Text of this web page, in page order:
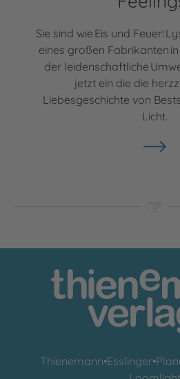
Sie sind wie Eis und Feuer!
eines großen Fabrikanten
der leidenschaftliche
jetzt ein die die
Liebesgeschichte von
Licht.
Thienemann•Esslinger•